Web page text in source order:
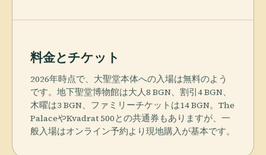
料金とチケット
2026年時点で、大聖堂本体への入場は無料のよう
です。地下聖堂博物館は大人8 BGN、割引4 BGN、
木曜は3 BGN、ファミリーチケットは14 BGN。The
PalaceやKvadrat 500との共通券もありますが、一
般入場はオンライン予約より現地購入が基本です。